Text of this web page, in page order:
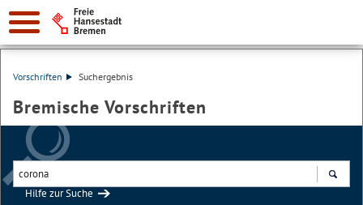
Vorschriften Suchergebnis
Bremische Vorschriften
Hilfe zur Suche